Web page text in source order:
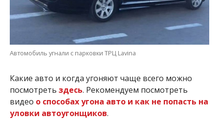
Автомобиль угнали с парковки ТРЦ Lavina
Какие авто и когда угоняют чаще всего можно
посмотреть здесь. Рекомендуем посмотреть
видео о способах угона авто и как не попасть на
уловки автоугонщиков.